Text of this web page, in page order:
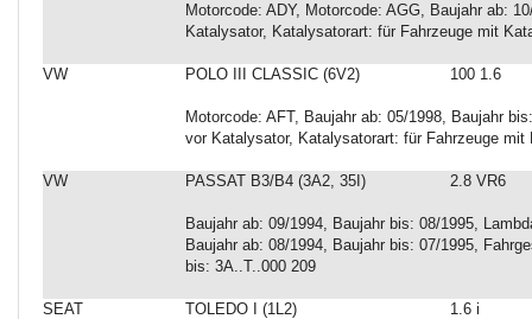
Motorcode: ADY, Motorcode: AGG, Baujahr ab:
Katalysator, Katalysatorart: für Fahrzeuge mit
VW POLO III CLASSIC (6V2) 100 1.6
Motorcode: AFT, Baujahr ab: 05/1998, Baujahr
vor Katalysator, Katalysatorart: für Fahrzeuge mit
VW PASSAT B3/B4 (3A2, 35I) 2.8 VR6
Baujahr ab: 09/1994, Baujahr bis: 08/1995,
Baujahr ab: 08/1994, Baujahr bis: 07/1995,
bis: 3A..T..000 209
SEAT TOLEDO I (1L2) 1.6 i